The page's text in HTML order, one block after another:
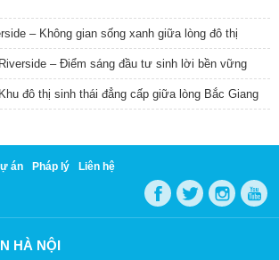
– Không gian sống xanh giữa lòng đô thị
– Điểm sáng đầu tư sinh lời bền vững
đô thị sinh thái đẳng cấp giữa lòng Bắc Giang
án Pháp lý Liên hệ
HÀ NỘI